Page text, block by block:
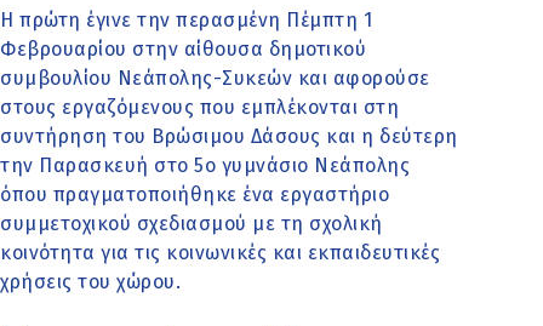
Η πρώτη έγινε την περασμένη Πέμπτη 1
Φεβρουαρίου στην αίθουσα δημοτικού
συμβουλίου Νεάπολης-Συκεών και αφορούσε
στους εργαζόμενους που εμπλέκονται στη
συντήρηση του Βρώσιμου Δάσους και η δεύτερη
την Παρασκευή στο 5ο γυμνάσιο Νεάπολης
όπου πραγματοποιήθηκε ένα εργαστήριο
συμμετοχικού σχεδιασμού με τη σχολική
κοινότητα για τις κοινωνικές και εκπαιδευτικές
χρήσεις του χώρου.